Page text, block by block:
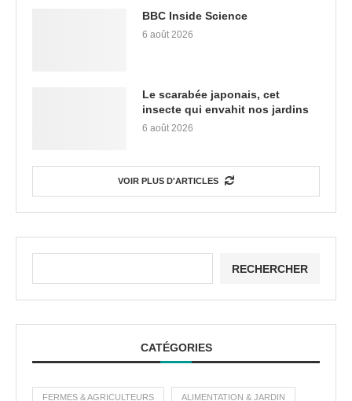
BBC Inside Science
6 août 2026
Le scarabée japonais, cet
insecte qui envahit nos jardins
6 août 2026
VOIR PLUS D'ARTICLES
RECHERCHER
CATÉGORIES
FERMES & AGRICULTEURS ALIMENTATION & JARDIN